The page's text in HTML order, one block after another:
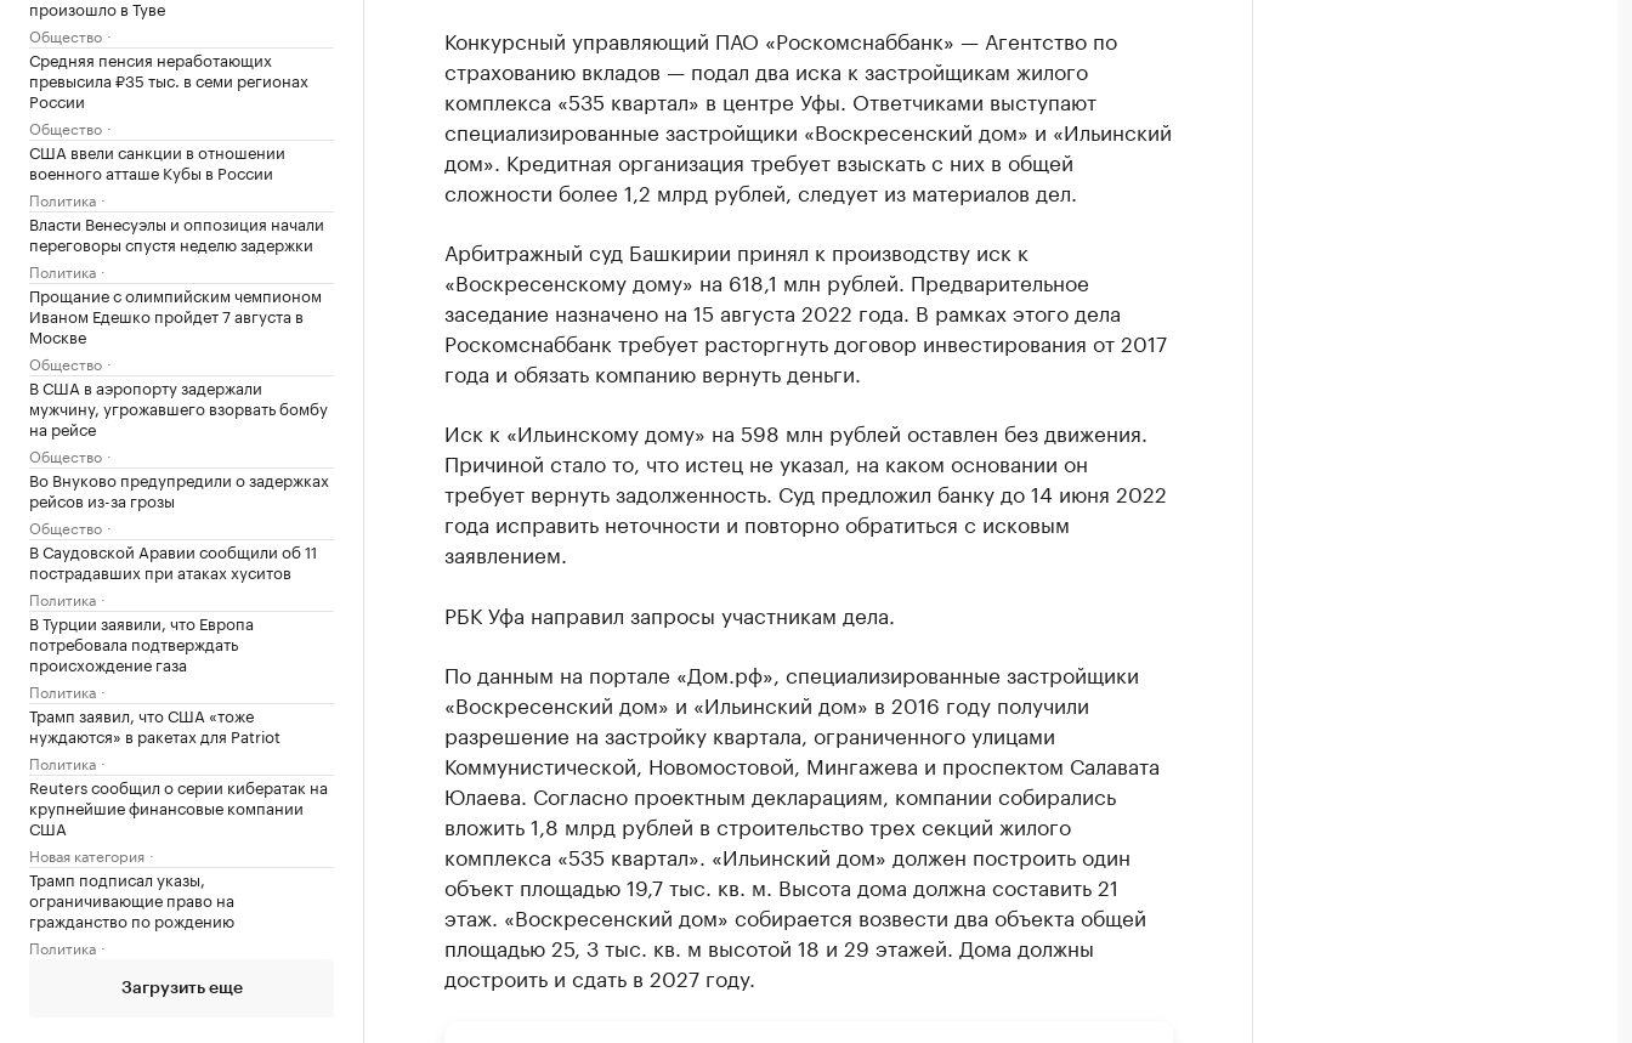
произошло в Туве
Общество
Средняя пенсия неработающих
превысила ₽35 тыс. в семи регионах
России
Общество
США ввели санкции в отношении
военного атташе Кубы в России
Политика
Власти Венесуэлы и оппозиция начали
переговоры спустя неделю задержки
Политика
Прощание с олимпийским чемпионом
Иваном Едешко пройдет 7 августа в
Москве
Общество
В США в аэропорту задержали
мужчину, угрожавшего взорвать бомбу
на рейсе
Общество
Во Внуково предупредили о задержках
рейсов из-за грозы
Общество
В Саудовской Аравии сообщили об 11
пострадавших при атаках хуситов
Политика
В Турции заявили, что Европа
потребовала подтверждать
происхождение газа
Политика
Трамп заявил, что США «тоже
нуждаются» в ракетах для Patriot
Политика
Reuters сообщил о серии кибератак на
крупнейшие финансовые компании
США
Новая категория
Трамп подписал указы,
ограничивающие право на
гражданство по рождению
Политика
Загрузить еще
Конкурсный управляющий ПАО «Роскомснаббанк» — Агентство по
страхованию вкладов — подал два иска к застройщикам жилого
комплекса «535 квартал» в центре Уфы. Ответчиками выступают
специализированные застройщики «Воскресенский дом» и «Ильинский
дом». Кредитная организация требует взыскать с них в общей
сложности более 1,2 млрд рублей, следует из материалов дел.
Арбитражный суд Башкирии принял к производству иск к
«Воскресенскому дому» на 618,1 млн рублей. Предварительное
заседание назначено на 15 августа 2022 года. В рамках этого дела
Роскомснаббанк требует расторгнуть договор инвестирования от 2017
года и обязать компанию вернуть деньги.
Иск к «Ильинскому дому» на 598 млн рублей оставлен без движения.
Причиной стало то, что истец не указал, на каком основании он
требует вернуть задолженность. Суд предложил банку до 14 июня 2022
года исправить неточности и повторно обратиться с исковым
заявлением.
РБК Уфа направил запросы участникам дела.
По данным на портале «Дом.рф», специализированные застройщики
«Воскресенский дом» и «Ильинский дом» в 2016 году получили
разрешение на застройку квартала, ограниченного улицами
Коммунистической, Новомостовой, Мингажева и проспектом Салавата
Юлаева. Согласно проектным декларациям, компании собирались
вложить 1,8 млрд рублей в строительство трех секций жилого
комплекса «535 квартал». «Ильинский дом» должен построить один
объект площадью 19,7 тыс. кв. м. Высота дома должна составить 21
этаж. «Воскресенский дом» собирается возвести два объекта общей
площадью 25, 3 тыс. кв. м высотой 18 и 29 этажей. Дома должны
достроить и сдать в 2027 году.